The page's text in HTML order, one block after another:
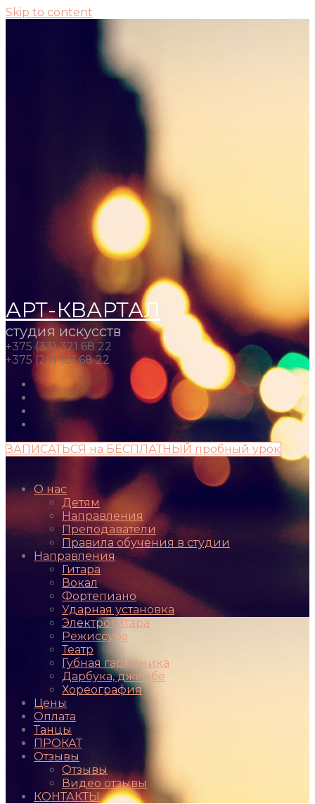
Skip to content
АРТ-КВАРТАЛ
студия искусств
+375 (33) 321 68 22
+375 (29) 181 68 22
ЗАПИСАТЬСЯ на БЕСПЛАТНЫЙ пробный урок
О нас
Детям
Направления
Преподаватели
Правила обучения в студии
Направления
Гитара
Вокал
Фортепиано
Ударная установка
Электрогитара
Режиссура
Театр
Губная гармоника
Дарбука, джембе
Хореография
Цены
Оплата
Танцы
ПРОКАТ
Отзывы
Отзывы
Видео отзывы
КОНТАКТЫ